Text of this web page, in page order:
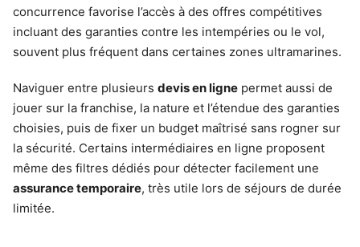
concurrence favorise l’accès à des offres compétitives
incluant des garanties contre les intempéries ou le vol,
souvent plus fréquent dans certaines zones ultramarines.
Naviguer entre plusieurs devis en ligne permet aussi de
jouer sur la franchise, la nature et l’étendue des garanties
choisies, puis de fixer un budget maîtrisé sans rogner sur
la sécurité. Certains intermédiaires en ligne proposent
même des filtres dédiés pour détecter facilement une
assurance temporaire, très utile lors de séjours de durée
limitée.